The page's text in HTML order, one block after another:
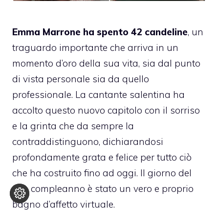
Emma Marrone ha spento 42 candeline, un
traguardo importante che arriva in un
momento d’oro della sua vita, sia dal punto
di vista personale sia da quello
professionale. La cantante salentina ha
accolto questo nuovo capitolo con il sorriso
e la grinta che da sempre la
contraddistinguono, dichiarandosi
profondamente grata e felice per tutto ciò
che ha costruito fino ad oggi. Il giorno del
suo compleanno è stato un vero e proprio
bagno d’affetto virtuale.